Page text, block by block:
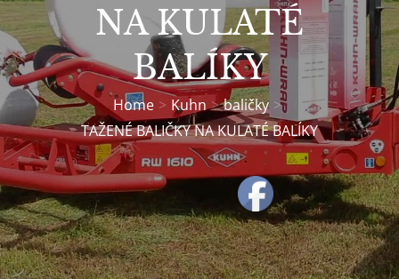
NA KULATÉ
BALÍKY
Home Kuhn
baličky
TAŽENÉ BALIČKY NA KULATÉ BALÍKY